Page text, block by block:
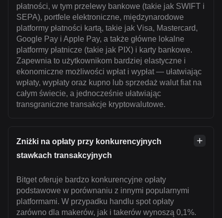
płatności, w tym przelewy bankowe (takie jak SWIFT i
SEPA), portfele elektroniczne, międzynarodowe
platformy płatności kartą, takie jak Visa, Mastercard,
Google Pay i Apple Pay, a także główne lokalne
platformy płatnicze (takie jak PIX) i karty bankowe.
Zapewnia to użytkownikom bardziej elastyczne i
ekonomiczne możliwości wpłat i wypłat — ułatwiając
wpłaty, wypłaty oraz kupno lub sprzedaż walut fiat na
całym świecie, a jednocześnie ułatwiając
transgraniczne transakcje kryptowalutowe.
Zniżki na opłaty przy konkurencyjnych
stawkach transakcyjnych
Bitget oferuje bardzo konkurencyjne opłaty
podstawowe w porównaniu z innymi popularnymi
platformami. W przypadku handlu spot opłaty
zarówno dla makerów, jak i takerów wynoszą 0,1%.